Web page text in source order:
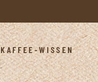
KAFFEE-WISSEN